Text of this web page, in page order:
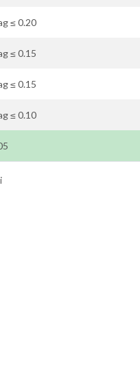
≤ 0.20
≤ 0.15
≤ 0.15
≤ 0.10